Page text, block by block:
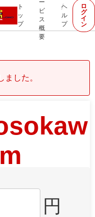
ト
ッ
プ
ー
ビ
ス
概
要
ヘ
ル
プ
ロ
グ
イ
ン
ました。
円